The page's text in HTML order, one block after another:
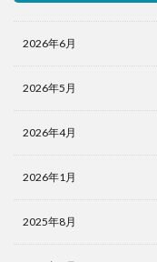
2026年6月
2026年5月
2026年4月
2026年1月
2025年8月